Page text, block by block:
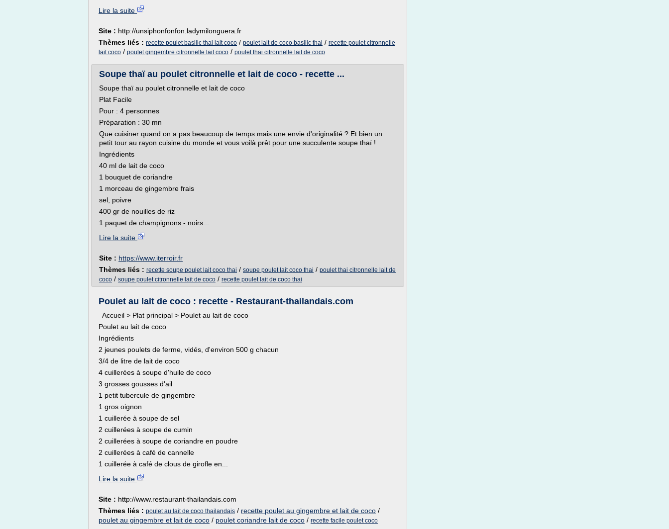
Lire la suite
Site : http://unsiphonfonfon.ladymilonguera.fr
Thèmes liés : recette poulet basilic thai lait coco / poulet lait de coco basilic thai / recette poulet citronnelle
lait coco / poulet gingembre citronnelle lait coco / poulet thai citronnelle lait de coco
Soupe thaï au poulet citronnelle et lait de coco - recette ...
Soupe thaï au poulet citronnelle et lait de coco
Plat Facile
Pour : 4 personnes
Préparation : 30 mn
Que cuisiner quand on a pas beaucoup de temps mais une envie d'originalité ? Et bien un
petit tour au rayon cuisine du monde et vous voilà prêt pour une succulente soupe thaï !
Ingrédients
40 ml de lait de coco
1 bouquet de coriandre
1 morceau de gingembre frais
sel, poivre
400 gr de nouilles de riz
1 paquet de champignons - noirs...
Lire la suite
Site : https://www.iterroir.fr
Thèmes liés : recette soupe poulet lait coco thai / soupe poulet lait coco thai / poulet thai citronnelle lait de
coco / soupe poulet citronnelle lait de coco / recette poulet lait de coco thai
Poulet au lait de coco : recette - Restaurant-thailandais.com
Accueil > Plat principal > Poulet au lait de coco
Poulet au lait de coco
Ingrédients
2 jeunes poulets de ferme, vidés, d'environ 500 g chacun
3/4 de litre de lait de coco
4 cuillerées à soupe d'huile de coco
3 grosses gousses d'ail
1 petit tubercule de gingembre
1 gros oignon
1 cuillerée à soupe de sel
2 cuillerées à soupe de cumin
2 cuillerées à soupe de coriandre en poudre
2 cuillerées à café de cannelle
1 cuillerée à café de clous de girofle en...
Lire la suite
Site : http://www.restaurant-thailandais.com
Thèmes liés : poulet au lait de coco thailandais / recette poulet au gingembre et lait de coco /
poulet au gingembre et lait de coco / poulet coriandre lait de coco / recette facile poulet coco